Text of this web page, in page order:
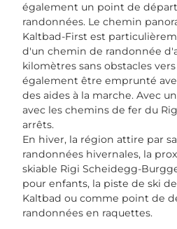
également un point de
randonnées. Le chemin
Kaltbad-First est
d'un chemin de randonnée
kilomètres sans obstacles
également être emprunté
des aides à la marche. Avec
avec les chemins de fer du
arrêts.
En hiver, la région attire par
randonnées hivernales, la
skiable Rigi Scheidegg-
pour enfants, la piste de ski
Kaltbad ou comme point de
randonnées en raquettes.